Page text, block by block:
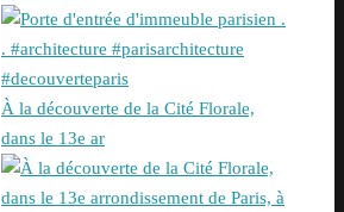
À la découverte de la Cité Florale,
dans le 13e ar